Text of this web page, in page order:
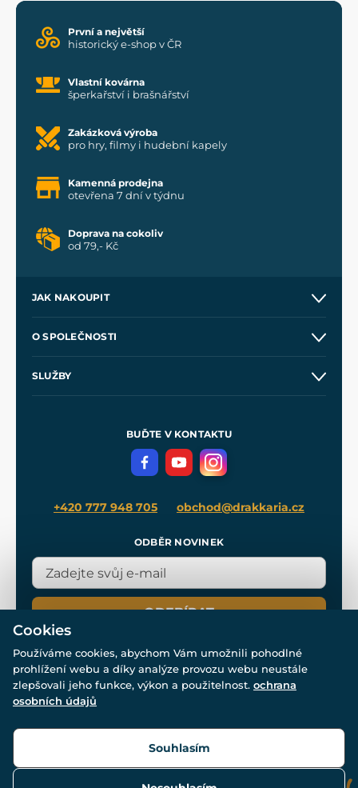
První a největší
historický e-shop v ČR
Vlastní kovárna
šperkařství i brašnářství
Zakázková výroba
pro hry, filmy i hudební kapely
Kamenná prodejna
otevřena 7 dní v týdnu
Doprava na cokoliv
od 79,- Kč
JAK NAKOUPIT
Velkoobchod
O SPOLEČNOSTI
SLUŽBY
Meče pro Kingdom Come
BUĎTE V KONTAKTU
+420 777 948 705 obchod@drakkaria.cz
ODBĚR NOVINEK
ODEBÍRAT
© Všechna práva vyhrazena. www.drakkaria.cz 2007-2026.
Cookies
Používáme cookies, abychom Vám umožnili pohodlné
prohlížení webu a díky analýze provozu webu neustále
zlepšovali jeho funkce, výkon a použitelnost. ochrana
osobních údajů
Souhlasím